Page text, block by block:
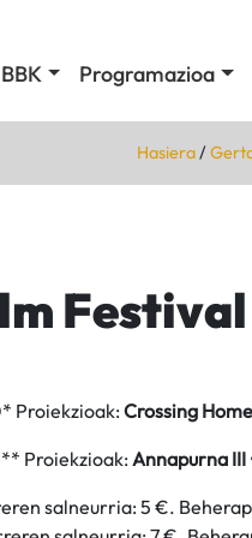
Programazioa
Hasiera/
Festival
Proiekzioak: Crossing
Proiekzioak: Annapurna III
salneurria: 5 €.